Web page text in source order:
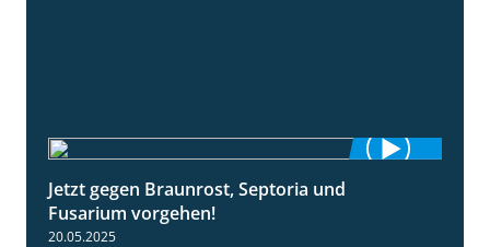
Jetzt gegen Braunrost, Septoria und
Fusarium vorgehen!
20.05.2025